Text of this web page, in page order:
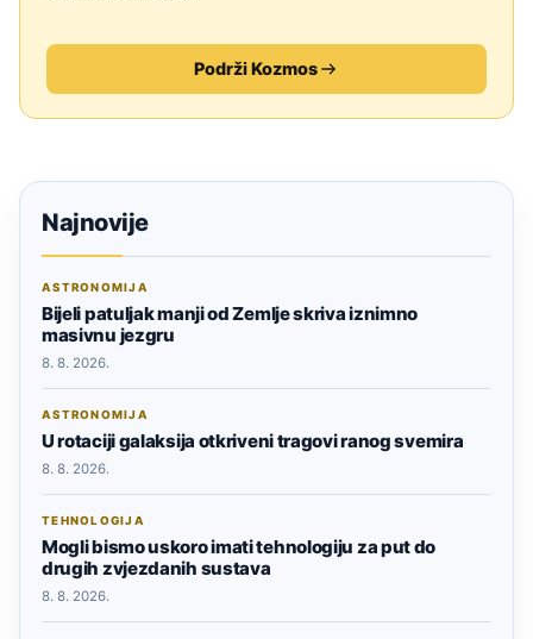
Podrži Kozmos
Najnovije
ASTRONOMIJA
Bijeli patuljak manji od Zemlje skriva iznimno
masivnu jezgru
8. 8. 2026.
ASTRONOMIJA
U rotaciji galaksija otkriveni tragovi ranog svemira
8. 8. 2026.
TEHNOLOGIJA
Mogli bismo uskoro imati tehnologiju za put do
drugih zvjezdanih sustava
8. 8. 2026.